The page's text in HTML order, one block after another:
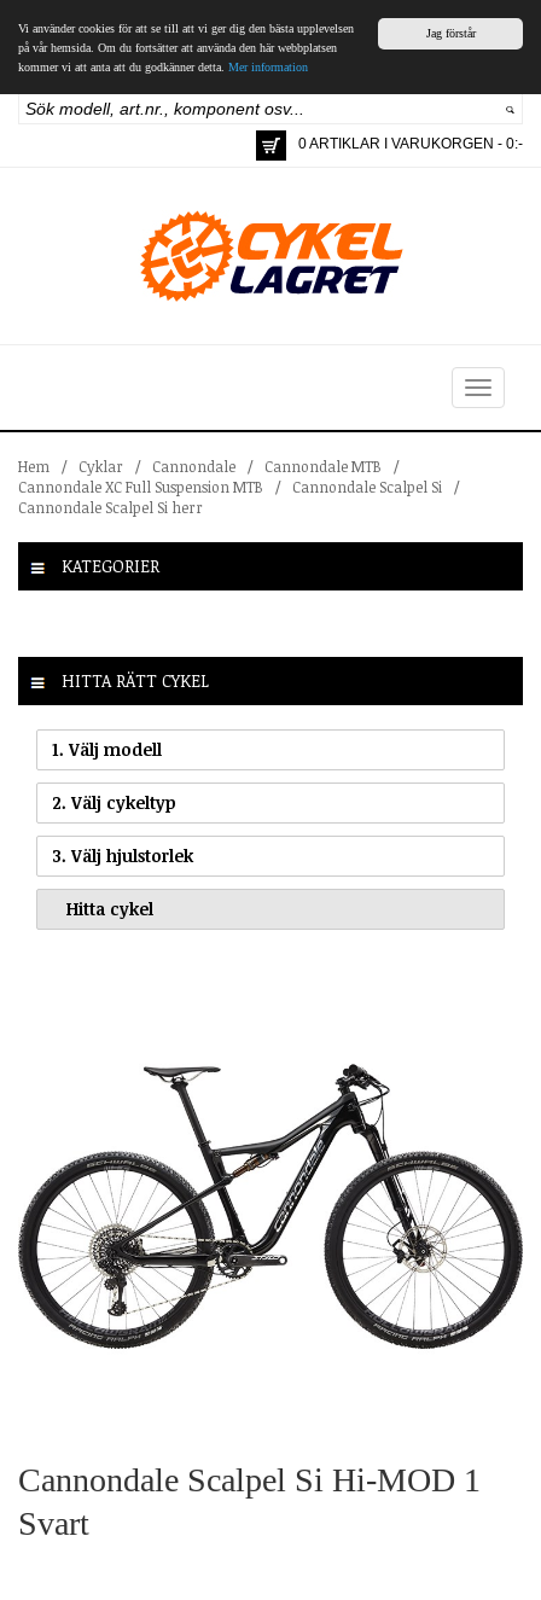
Jag förstår
Vi använder cookies för att se till att vi ger dig den bästa upplevelsen
på vår hemsida. Om du fortsätter att använda den här webbplatsen
kommer vi att anta att du godkänner detta. Mer information
0 ARTIKLAR I VARUKORGEN - 0:-
Toggle
navigation
Hem / Cyklar / Cannondale / Cannondale MTB
/
Cannondale XC Full Suspension MTB
/ Cannondale Scalpel Si
/
Cannondale Scalpel Si herr
KATEGORIER
HITTA RÄTT CYKEL
1. Välj modell
2. Välj cykeltyp
3. Välj hjulstorlek
Cannondale Scalpel Si Hi-MOD 1
Svart